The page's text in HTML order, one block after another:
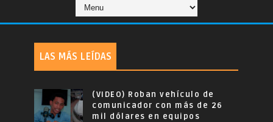
LAS MÁS LEÍDAS
(VIDEO) Roban vehículo de
comunicador con más de 26
mil dólares en equipos